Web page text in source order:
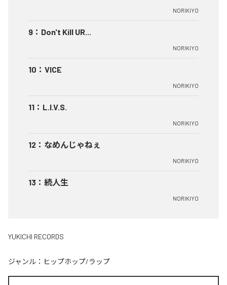
NORIKIYO
9 ： Don't Kill UR...
NORIKIYO
10 ： VICE
NORIKIYO
11 ： L.I.V.S.
NORIKIYO
12 ： なめんじゃねぇ
NORIKIYO
13 ： 続人生
NORIKIYO
YUKICHI RECORDS
ジャンル： ヒップホップ/ラップ